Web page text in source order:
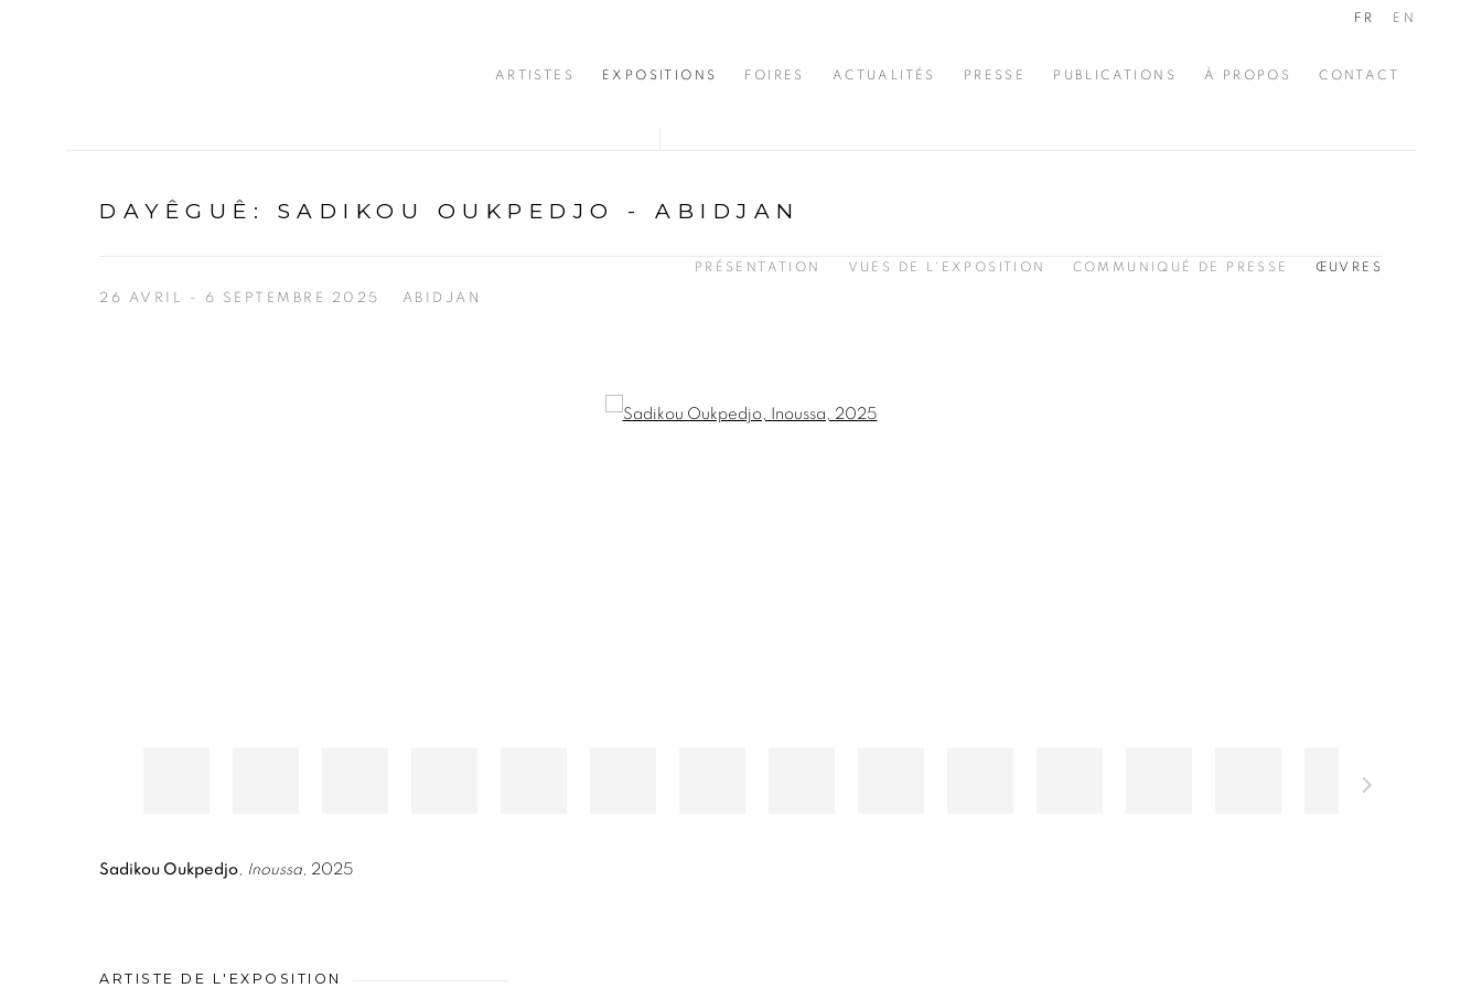
ARTISTES EXPOSITIONS FOIRES ACTUALITÉS PRESSE PUBLICATIONS À PROPOS CONTACT
FR EN
DAYÊGUÊ : SADIKOU OUKPEDJO - ABIDJAN
26 AVRIL - 6 SEPTEMBRE 2025 ABIDJAN
PRÉSENTATION VUES DE L'EXPOSITION COMMUNIQUÉ DE PRESSE ŒUVRES
Sadikou Oukpedjo, Inoussa, 2025
ARTISTE DE L'EXPOSITION